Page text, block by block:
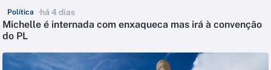
Política há 4 dias
Michelle é internada com enxaqueca mas irá à convenção
do PL